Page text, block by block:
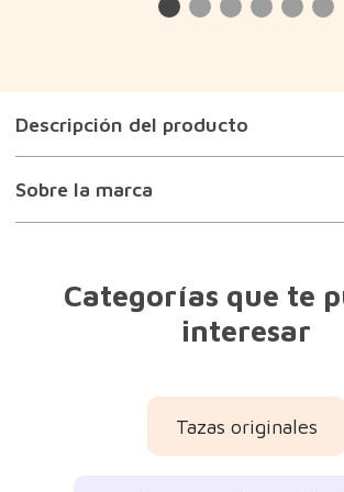
Descripción del producto
Sobre la marca
Categorías que te
interesar
Tazas originales